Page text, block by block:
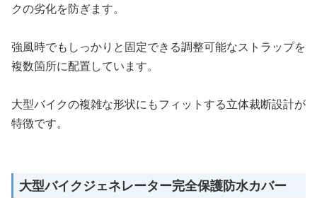
クの劣化を防ぎます。
強風時でもしっかりと固定できる調整可能なストラップを
複数箇所に配置しています。
大型バイクの複雑な形状にもフィットする立体裁断設計が
特徴です。
大型バイクジェネレーター完全保護防水カバー